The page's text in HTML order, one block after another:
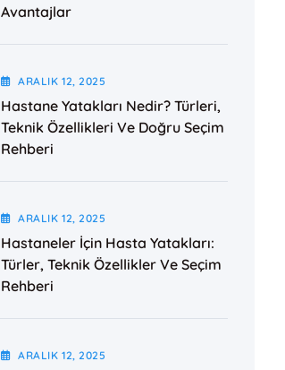
Avantajlar
ARALIK 12, 2025
Hastane Yatakları Nedir? Türleri,
Teknik Özellikleri Ve Doğru Seçim
Rehberi
ARALIK 12, 2025
Hastaneler İçin Hasta Yatakları:
Türler, Teknik Özellikler Ve Seçim
Rehberi
ARALIK 12, 2025